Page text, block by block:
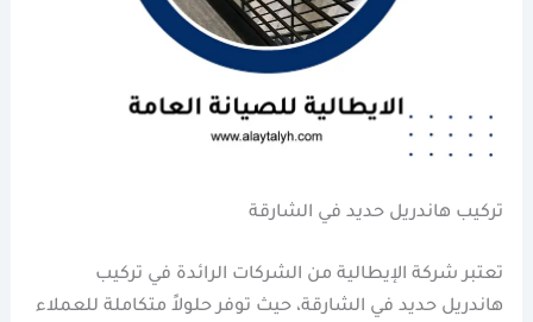
تركيب هاندريل حديد في الشارقة
تعتبر شركة الإيطالية من الشركات الرائدة في تركيب
هاندريل حديد في الشارقة، حيث توفر حلولاً متكاملة للعملاء